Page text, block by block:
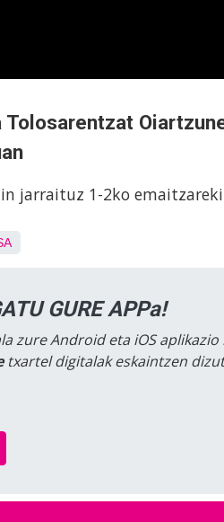
jarraituz 1-2ko
GURE APPa!
zure Android eta iOS
txartel digitalak eskaintzen